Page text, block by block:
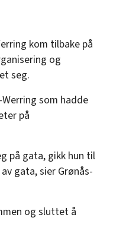
NHO og YS og
kan kreve en
påvirke støtten
i bedriften.
kom tilbake på
og
seg.
som hadde
på
på gata, gikk hun til
gata, sier Grønås-
og sluttet å